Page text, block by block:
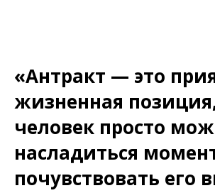
«Антракт — это
жизненная
человек просто
насладиться
почувствовать его